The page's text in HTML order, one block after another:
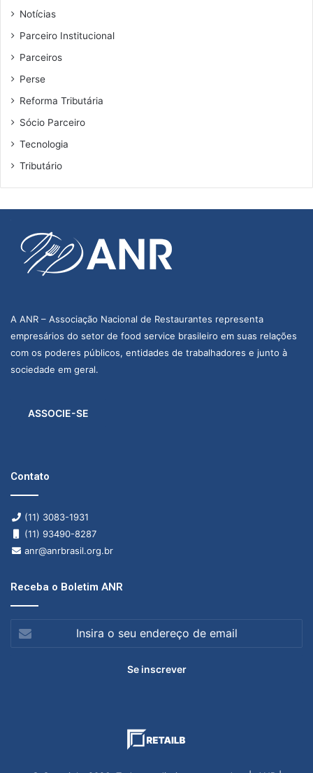
Notícias
Parceiro Institucional
Parceiros
Perse
Reforma Tributária
Sócio Parceiro
Tecnologia
Tributário
A ANR – Associação Nacional de Restaurantes representa
empresários do setor de food service brasileiro em suas relações
com os poderes públicos, entidades de trabalhadores e junto à
sociedade em geral.
ASSOCIE-SE
Contato
(11) 3083-1931
(11) 93490-8287
anr@anrbrasil.org.br
Receba o Boletim ANR